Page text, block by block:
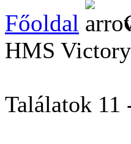
Főoldal
HMS
Találatok 11